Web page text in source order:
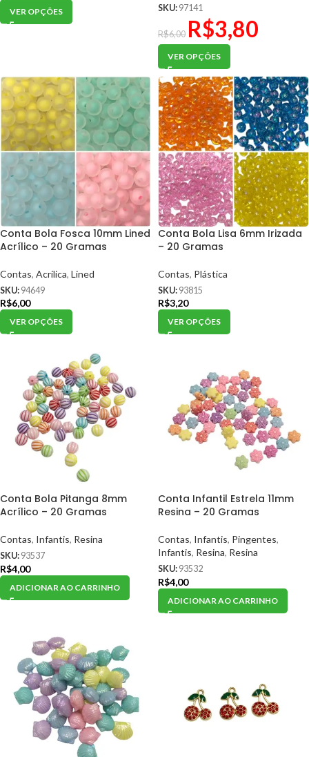
VER OPÇÕES SKU: 97141
R$6,00 R$3,80
VER OPÇÕES
Conta Bola Fosca 10mm Lined
Acrílico – 20 Gramas
Contas, Acrílica, Lined
SKU: 94649
R$6,00
VER OPÇÕES
Conta Bola Lisa 6mm Irizada
– 20 Gramas
Contas, Plástica
SKU: 93815
R$3,20
VER OPÇÕES
Conta Bola Pitanga 8mm
Acrílico – 20 Gramas
Contas, Infantis, Resina
SKU: 93537
R$4,00
ADICIONAR AO CARRINHO
Conta Infantil Estrela 11mm
Resina – 20 Gramas
Contas, Infantis, Pingentes,
Infantis, Resina, Resina
SKU: 93532
R$4,00
ADICIONAR AO CARRINHO